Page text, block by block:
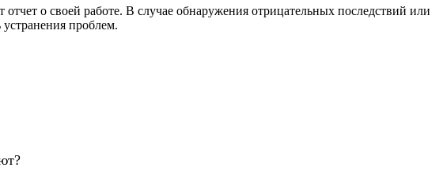
о своей работе. В случае обнаружения отрицательных последствий или
проблем.